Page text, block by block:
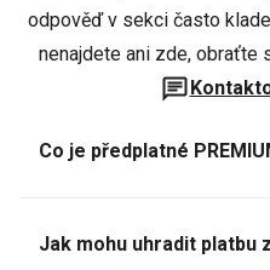
odpověď v sekci často
nenajdete ani zde, obraťte
Co je předplatné
Jak mohu uhradit platbu